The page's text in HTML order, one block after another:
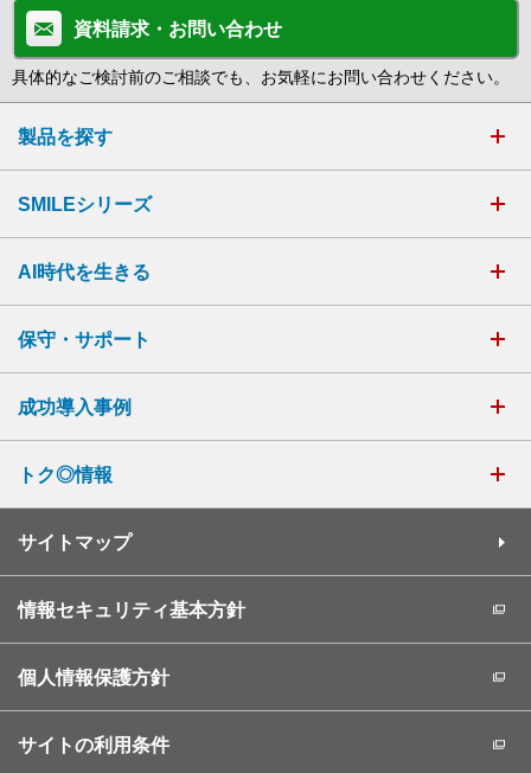
資料請求・お問い合わせ
具体的なご検討前のご相談でも、お気軽にお問い合わせください。
製品を探す
SMILEシリーズ
AI時代を生きる
保守・サポート
成功導入事例
トク◎情報
サイトマップ
情報セキュリティ基本方針
個人情報保護方針
サイトの利用条件